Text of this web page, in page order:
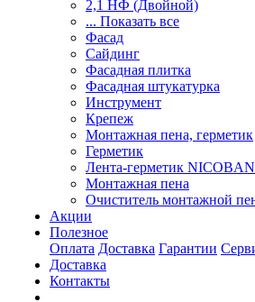
2,1 НФ (Двойной)
... Показать все
Фасад
Сайдинг
Фасадная плитка
Фасадная штукатурка
Инструмент
Крепеж
Монтажная пена, герметик
Герметик
Лента-герметик
Монтажная пена
Очиститель монтажной
Акции
Полезное
Оплата Доставка Гарантии
Доставка
Контакты